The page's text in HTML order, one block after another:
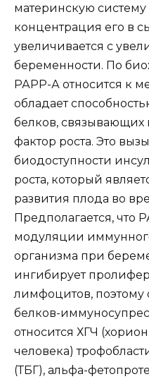
материнскую
концентрация его в
увеличивается с
беременности. По
РАРР-А относится к
обладает
белков,
фактор роста. Это
биодоступности
роста, который
развития плода во
Предполагается, что
модуляции
организма при
ингибирует
лимфоцитов, поэтому
белков-
относится ХГЧ
человека)
(ТБГ), альфа-